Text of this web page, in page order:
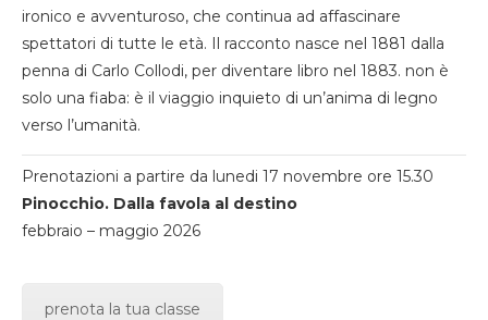
ironico e avventuroso, che continua ad affascinare
spettatori di tutte le età. Il racconto nasce nel 1881 dalla
penna di Carlo Collodi, per diventare libro nel 1883. non è
solo una fiaba: è il viaggio inquieto di un’anima di legno
verso l’umanità.
Prenotazioni a partire da lunedi 17 novembre ore 15.30
Pinocchio. Dalla favola al destino
febbraio – maggio 2026
prenota la tua classe